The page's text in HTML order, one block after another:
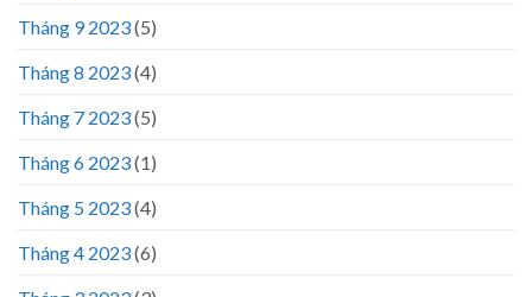
Tháng 9 2023(5)
Tháng 8 2023(4)
Tháng 7 2023(5)
Tháng 6 2023(1)
Tháng 5 2023(4)
Tháng 4 2023(6)